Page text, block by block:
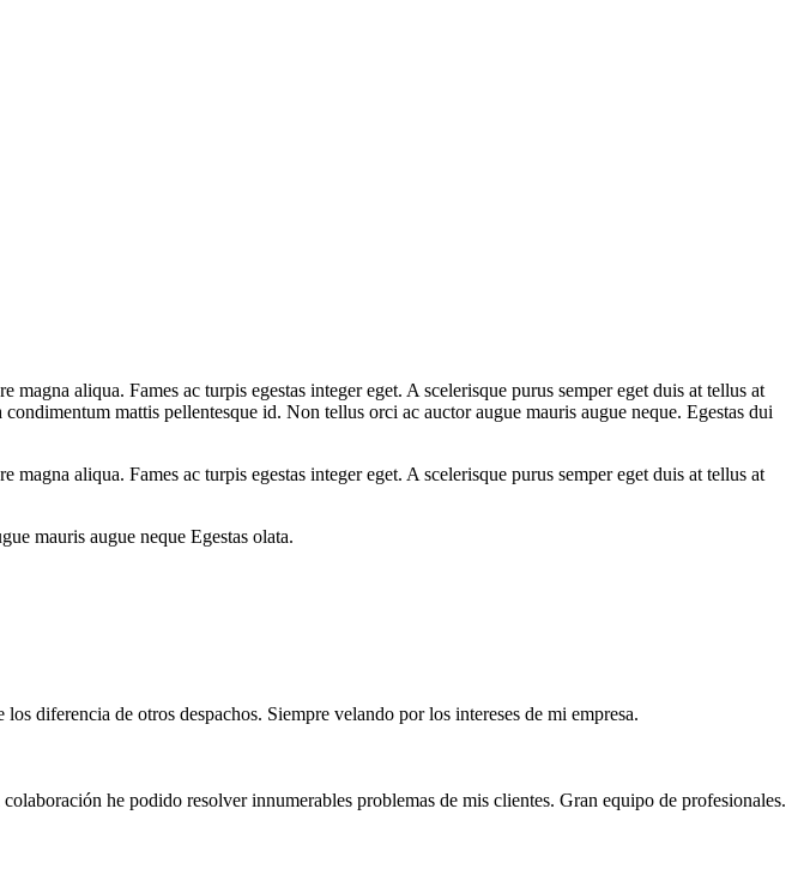
aliqua. Fames ac turpis egestas integer eget. A scelerisque purus semper eget duis at tellus at
mattis pellentesque id. Non tellus orci ac auctor augue mauris augue neque. Egestas dui
aliqua. Fames ac turpis egestas integer eget. A scelerisque purus semper eget duis at tellus at
mauris augue neque Egestas olata.
diferencia de otros despachos. Siempre velando por los intereses de mi empresa.
he podido resolver innumerables problemas de mis clientes. Gran equipo de profesionales.